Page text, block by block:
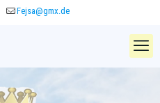
Fejsa@gmx.de